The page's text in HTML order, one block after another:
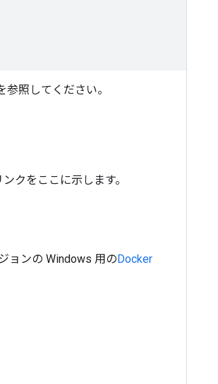
参照してください。
クをここに示します。
ョンの Windows 用のDocker